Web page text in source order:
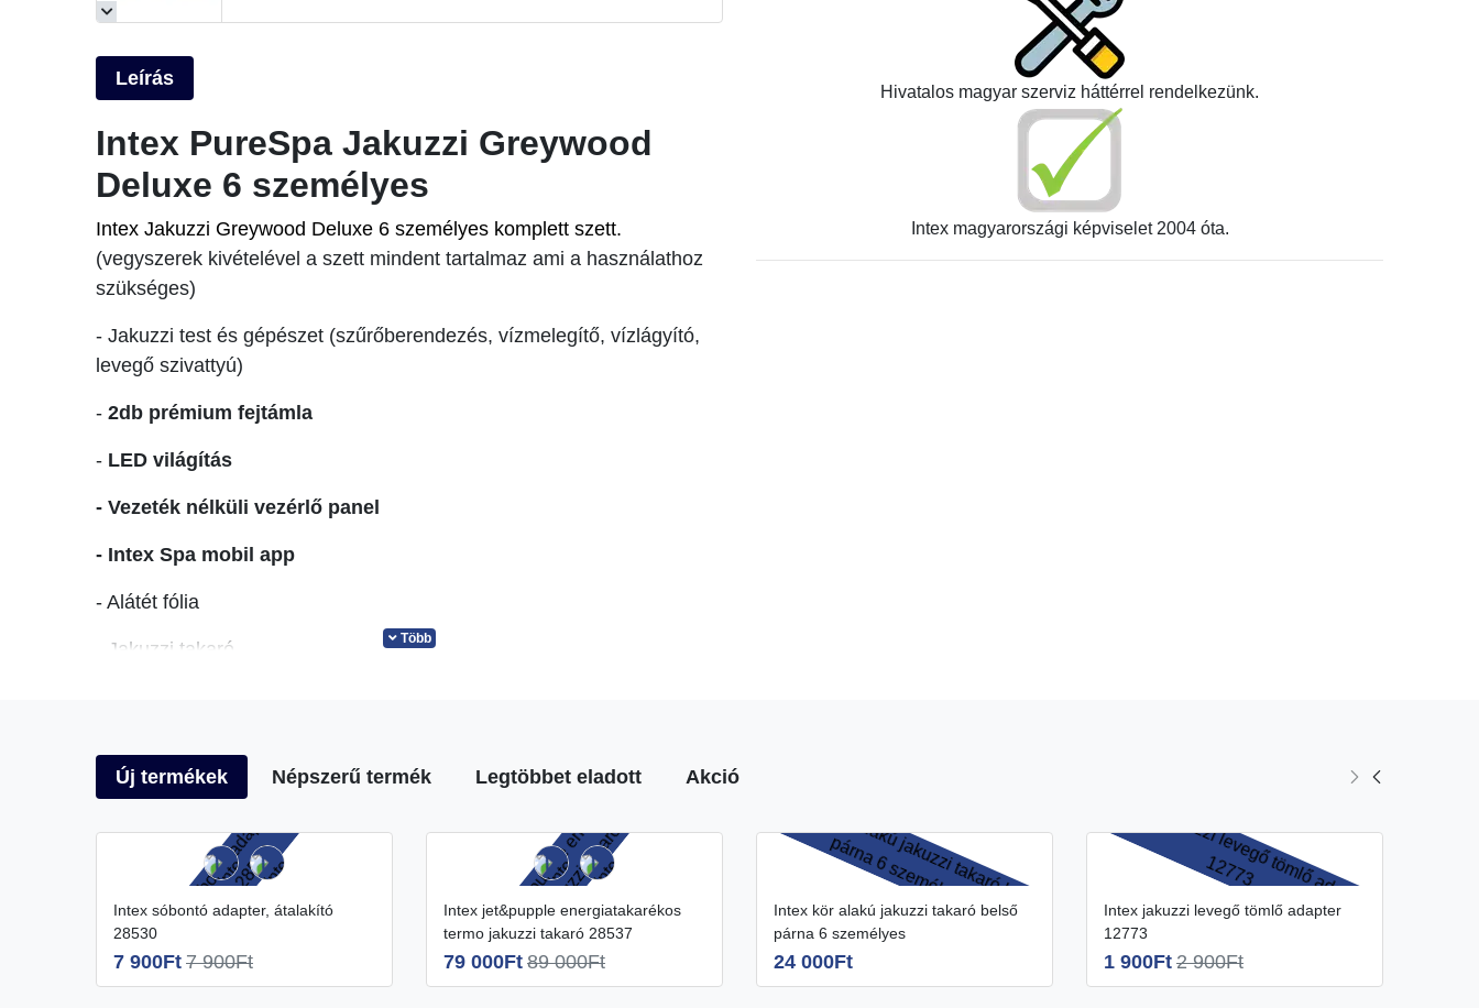
Leírás
Intex PureSpa Jakuzzi Greywood
Deluxe 6 személyes
Intex Jakuzzi Greywood Deluxe 6 személyes komplett szett.
(vegyszerek kivételével a szett mindent tartalmaz ami a használathoz
szükséges)
- Jakuzzi test és gépészet (szűrőberendezés, vízmelegítő, vízlágyító,
levegő szivattyú)
- 2db prémium fejtámla
- LED világítás
- Vezeték nélküli vezérlő panel
- Intex Spa mobil app
- Alátét fólia
- Jakuzzi takaró
- Vegyszeradagoló
Doboz méretei: 82x62x57 cm
PureSpa by Intex
Több
Hivatalos magyar szerviz háttérrel rendelkezünk.
Intex magyarországi képviselet 2004 óta.
Új termékek Népszerű termék Legtöbbet eladott Akció
Intex sóbontó adapter, átalakító
28530
7 900Ft 7 900Ft
Intex jet&pupple energiatakarékos
termo jakuzzi takaró 28537
79 000Ft 89 000Ft
Intex kör alakú jakuzzi takaró belső
párna 6 személyes
24 000Ft
Intex jakuzzi levegő tömlő adapter
12773
1 900Ft 2 900Ft